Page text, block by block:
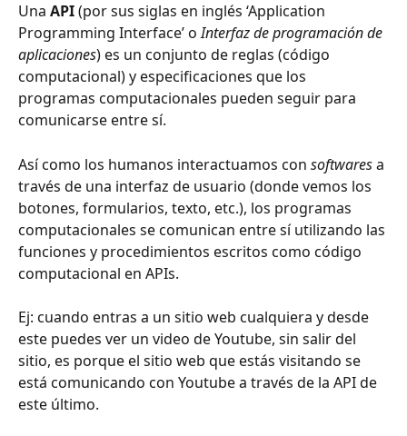
Una API (por sus siglas en inglés ‘Application
Programming Interface’ o Interfaz de programación de
aplicaciones) es un conjunto de reglas (código
computacional) y especificaciones que los
programas computacionales pueden seguir para
comunicarse entre sí.
Así como los humanos interactuamos con softwares a
través de una interfaz de usuario (donde vemos los
botones, formularios, texto, etc.), los programas
computacionales se comunican entre sí utilizando las
funciones y procedimientos escritos como código
computacional en APIs.
Ej: cuando entras a un sitio web cualquiera y desde
este puedes ver un video de Youtube, sin salir del
sitio, es porque el sitio web que estás visitando se
está comunicando con Youtube a través de la API de
este último.